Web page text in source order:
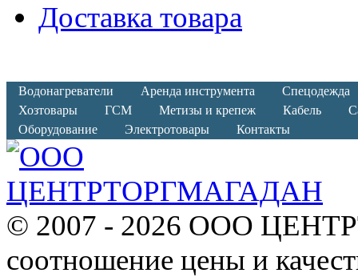
Доставка товара
Водонагреватели Аренда инструмента
Спецодежда
Хозтовары
ГСМ Метизы и крепеж Кабель
Оборудование
Электротовары Контакты
© 2007 - 2026 ООО
соотношение цены и